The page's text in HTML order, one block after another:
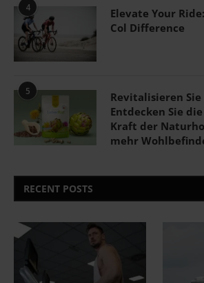
4
Elevate Your
Col Difference
5
Revitalisieren
Entdecken Sie
Kraft der
mehr
RECENT POSTS